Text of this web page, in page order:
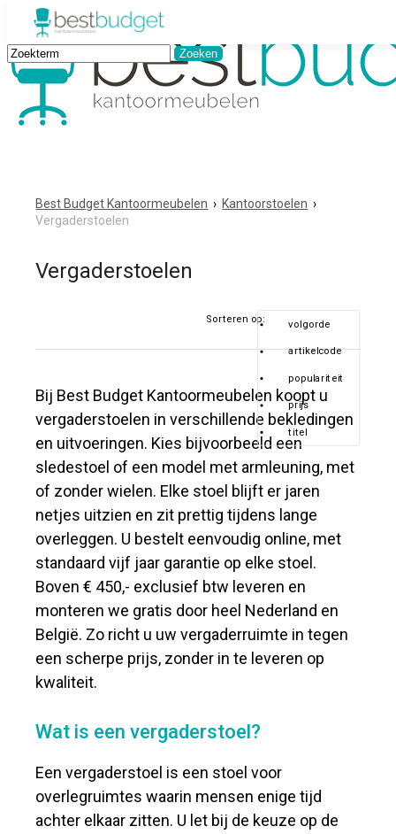
Best Budget Kantoormeubelen › Kantoorstoelen ›
Vergaderstoelen
Vergaderstoelen
Sorteren op: volgorde
artikelcode
populariteit
prijs
titel
Bij Best Budget Kantoormeubelen koopt u
vergaderstoelen in verschillende bekledingen
en uitvoeringen. Kies bijvoorbeeld een
sledestoel of een model met armleuning, met
of zonder wielen. Elke stoel blijft er jaren
netjes uitzien en zit prettig tijdens lange
overleggen. U bestelt eenvoudig online, met
standaard vijf jaar garantie op elke stoel.
Boven € 450,- exclusief btw leveren en
monteren we gratis door heel Nederland en
België. Zo richt u uw vergaderruimte in tegen
een scherpe prijs, zonder in te leveren op
kwaliteit.
Wat is een vergaderstoel?
Een vergaderstoel is een stoel voor
overlegruimtes waarin mensen enige tijd
achter elkaar zitten. U let bij de keuze op de